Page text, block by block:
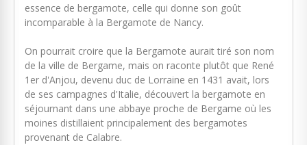
essence de bergamote, celle qui donne son goût
incomparable à la Bergamote de Nancy.
On pourrait croire que la Bergamote aurait tiré son nom
de la ville de Bergame, mais on raconte plutôt que René
1er d'Anjou, devenu duc de Lorraine en 1431 avait, lors
de ses campagnes d'Italie, découvert la bergamote en
séjournant dans une abbaye proche de Bergame où les
moines distillaient principalement des bergamotes
provenant de Calabre.